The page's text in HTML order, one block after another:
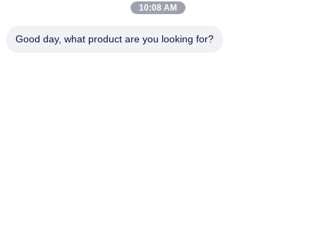
会社の住所
10:08 AM
Good day, what product are you looking for?